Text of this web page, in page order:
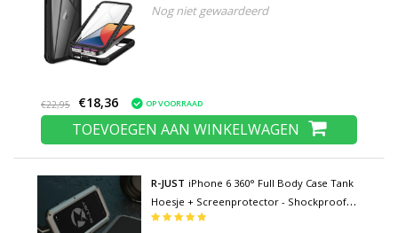
Shockproof Cover Zwart
Nog niet gewaardeerd
€22,95 €18,36 OP VOORRAAD
TOEVOEGEN AAN WINKELWAGEN
R-JUST iPhone 6 360° Full Body Case Tank
Hoesje + Screenprotector - Shockproof
Cover Zilver